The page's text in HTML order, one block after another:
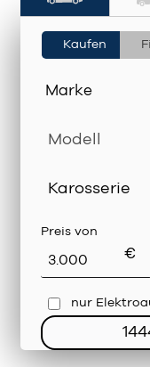
‌Kaufen
Preis von
‌€
‌nur